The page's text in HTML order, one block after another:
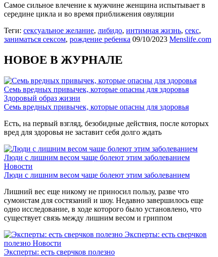
Самое сильное влечение к мужчине женщина испытывает в
середине цикла и во время приближения овуляции
Теги: сексуальное желание, либидо, интимная жизнь, секс,
заниматься сексом, рождение ребенка 09/10/2023 Menslife.com
НОВОЕ В ЖУРНАЛЕ
Семь вредных привычек, которые опасны для здоровья
Здоровый образ жизни
Семь вредных привычек, которые опасны для здоровья
Есть, на первый взгляд, безобидные действия, после которых
вред для здоровья не заставит себя долго ждать
Люди с лишним весом чаще болеют этим заболеванием
Новости
Люди с лишним весом чаще болеют этим заболеванием
Лишний вес еще никому не приносил пользу, разве что
сумоистам для состязаний и шоу. Недавно завершилось еще
одно исследование, в ходе которого было установлено, что
существует связь между лишним весом и гриппом
Эксперты: есть сверчков
полезно Новости
Эксперты: есть сверчков полезно